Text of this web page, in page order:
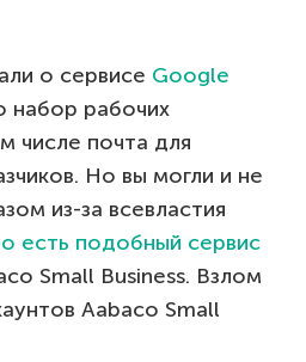
о сервисе Google
набор рабочих
числе почта для
Но вы могли и не
из-за всевластия
есть подобный сервис
Small Business. Взлом
Aabaco Small